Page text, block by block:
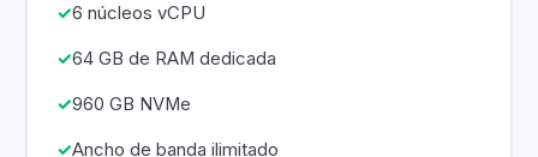
6 núcleos vCPU
64 GB de RAM dedicada
960 GB NVMe
Ancho de banda ilimitado